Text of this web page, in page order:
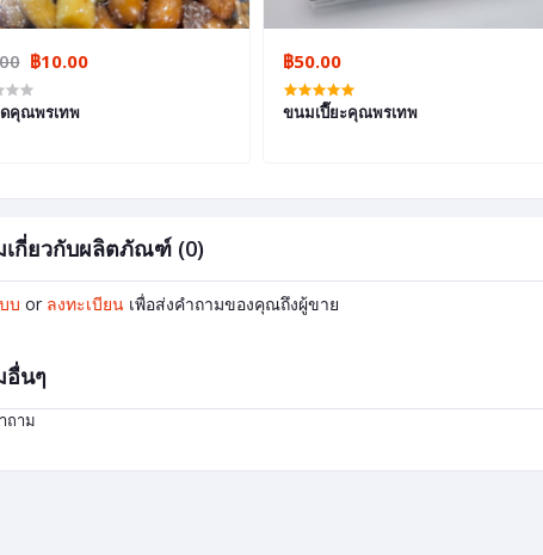
฿10.00
คุณพรเทพ
฿50.00
ขนมเปี๊ยะคุณพรเทพ
เกี่ยวกับผลิตภัณฑ์ (0)
บ or ลงทะเบียน เพื่อส่งคำถามของคุณถึงผู้ขาย
อื่นๆ
ถาม